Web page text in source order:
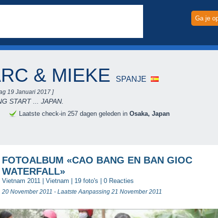
Ga je
& MIEKE SPANJE
19 Januari 2017 ]
START ... JAPAN.
Laatste check-in 257 dagen geleden in Osaka, Japan
FOTOALBUM «CAO BANG EN BAN GIOC
WATERFALL»
Vietnam 2011 Vietnam | 19 foto's | 0 Reacties
20 November 2011 - Laatste Aanpassing 21 November 2011